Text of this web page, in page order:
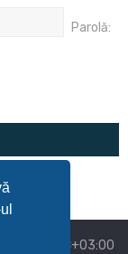
Parolă:
UTC+03:00